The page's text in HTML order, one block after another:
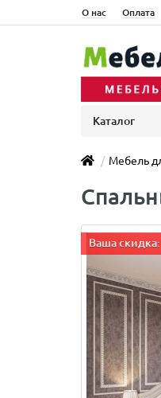
О нас Оплата
Каталог
Мебель
Ваша скидка: